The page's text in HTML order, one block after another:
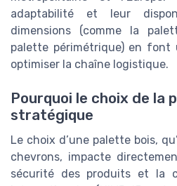
adaptabilité et leur
dimensions (comme la
palette périmétrique) en font
optimiser la chaîne logistique.
Pourquoi le choix de la
stratégique
Le choix d’une palette bois,
chevrons, impacte
sécurité des produits et la